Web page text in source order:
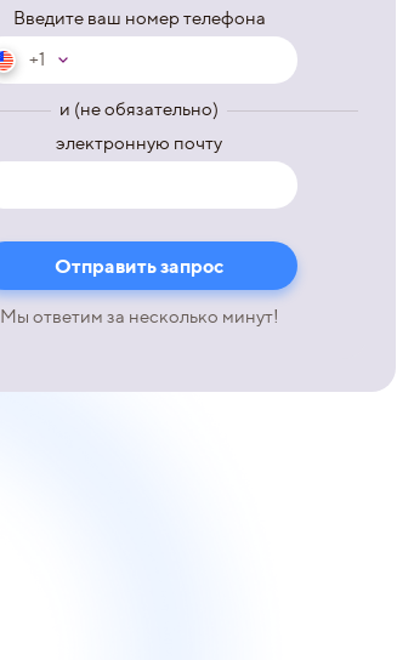
Введите ваш номер телефона
+1
и (не обязательно)
электронную почту
Мы ответим за несколько минут!